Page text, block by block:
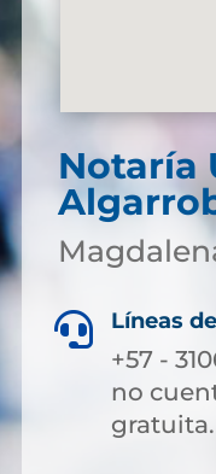
Notaría
 Líneas
+57 -
no
gratuita.